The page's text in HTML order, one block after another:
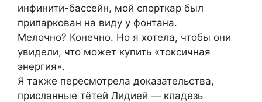
инфинити-бассейн, мой спорткар был
припаркован на виду у фонтана.
Мелочно? Конечно. Но я хотела, чтобы они
увидели, что может купить «токсичная
энергия».
Я также пересмотрела доказательства,
присланные тётей Лидией — кладезь